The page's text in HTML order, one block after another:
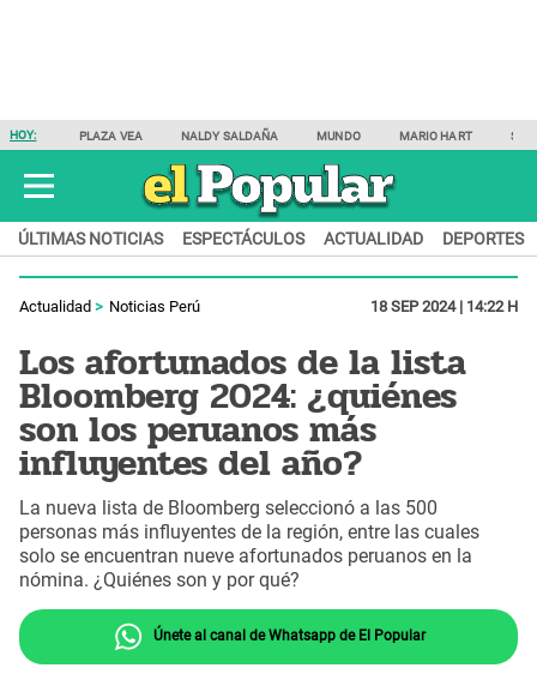
HOY: PLAZA VEA NALDY SALDAÑA MUNDO MARIO HART
ÚLTIMAS NOTICIAS ESPECTÁCULOS ACTUALIDAD DEPORTES
Actualidad Noticias Perú 18 SEP 2024 | 14:22 H
Los afortunados de la lista
Bloomberg 2024: ¿quiénes
son los peruanos más
influyentes del año?
La nueva lista de Bloomberg seleccionó a las 500
personas más influyentes de la región, entre las cuales
solo se encuentran nueve afortunados peruanos en la
nómina. ¿Quiénes son y por qué?
Únete al canal de Whatsapp de El Popular